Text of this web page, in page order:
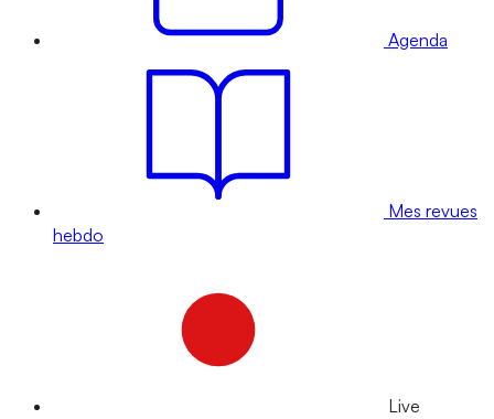
Agenda
Mes revues
hebdo
Live